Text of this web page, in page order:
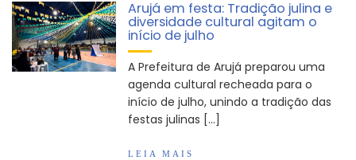
Arujá em festa: Tradição julina e
diversidade cultural agitam o
início de julho
A Prefeitura de Arujá preparou uma
agenda cultural recheada para o
início de julho, unindo a tradição das
festas julinas […]
LEIA MAIS